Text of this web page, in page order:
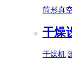
筒形真
干燥
干燥机